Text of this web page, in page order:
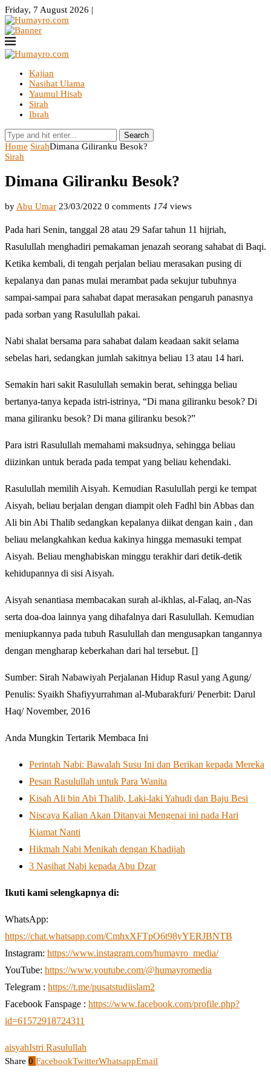
Friday, 7 August 2026 |
Kajian
Nasihat Ulama
Yaumul Hisab
Sirah
Ibrah
Search
Home SirahDimana Giliranku Besok?
Sirah
Dimana Giliranku Besok?
by Abu Umar 23/03/2022 0 comments 174 views
Pada hari Senin, tanggal 28 atau 29 Safar tahun 11 hijriah,
Rasulullah menghadiri pemakaman jenazah seorang sahabat di Baqi.
Ketika kembali, di tengah perjalan beliau merasakan pusing di
kepalanya dan panas mulai merambat pada sekujur tubuhnya
sampai-sampai para sahabat dapat merasakan pengaruh panasnya
pada sorban yang Rasulullah pakai.
Nabi shalat bersama para sahabat dalam keadaan sakit selama
sebelas hari, sedangkan jumlah sakitnya beliau 13 atau 14 hari.
Semakin hari sakit Rasulullah semakin berat, sehingga beliau
bertanya-tanya kepada istri-istrinya, “Di mana giliranku besok? Di
mana giliranku besok? Di mana giliranku besok?”
Para istri Rasulullah memahami maksudnya, sehingga beliau
diizinkan untuk berada pada tempat yang beliau kehendaki.
Rasulullah memilih Aisyah. Kemudian Rasulullah pergi ke tempat
Aisyah, beliau berjalan dengan diampit oleh Fadhl bin Abbas dan
Ali bin Abi Thalib sedangkan kepalanya diikat dengan kain , dan
beliau melangkahkan kedua kakinya hingga memasuki tempat
Aisyah. Beliau menghabiskan minggu terakhir dari detik-detik
kehidupannya di sisi Aisyah.
Aisyah senantiasa membacakan surah al-ikhlas, al-Falaq, an-Nas
serta doa-doa lainnya yang dihafalnya dari Rasulullah. Kemudian
meniupkannya pada tubuh Rasulullah dan mengusapkan tangannya
dengan mengharap keberkahan dari hal tersebut. []
Sumber: Sirah Nabawiyah Perjalanan Hidup Rasul yang Agung/
Penulis: Syaikh Shafiyyurrahman al-Mubarakfuri/ Penerbit: Darul
Haq/ November, 2016
Anda Mungkin Tertarik Membaca Ini
Perintah Nabi: Bawalah Susu Ini dan Berikan kepada Mereka
Pesan Rasulullah untuk Para Wanita
Kisah Ali bin Abi Thalib, Laki-laki Yahudi dan Baju Besi
Niscaya Kalian Akan Ditanyai Mengenai ini pada Hari
Kiamat Nanti
Hikmah Nabi Menikah dengan Khadijah
3 Nasihat Nabi kepada Abu Dzar
Ikuti kami selengkapnya di:
WhatsApp:
https://chat.whatsapp.com/CmhxXFTpO6t98yYERJBNTB
Instagram: https://www.instagram.com/humayro_media/
YouTube: https://www.youtube.com/@humayromedia
Telegram : https://t.me/pusatstudiislam2
Facebook Fanspage : https://www.facebook.com/profile.php?
id=61572918724311
aisyahIstri Rasulullah
Share 0 FacebookTwitterWhatsappEmail